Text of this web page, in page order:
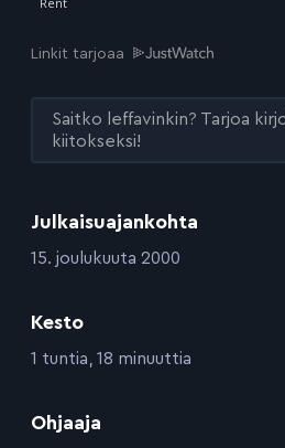
Julkaisuajankohta
:15. joulukuuta 2000
Kesto
:1 tuntia, 18 minuuttia
Ohjaaja
Linkit tarjoaa
Saitko leffavinkin? Tarjoa
kiitokseksi!